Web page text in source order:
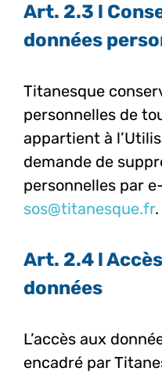
Art. 2.3 l
données
Titanesque
personnelles de
appartient à
demande de
personnelles par
sos@titanesque.fr.
Art. 2.4 l
données
L’accès aux
encadré par